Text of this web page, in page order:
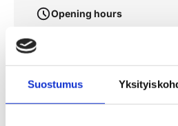
Suostumus
Opening hours